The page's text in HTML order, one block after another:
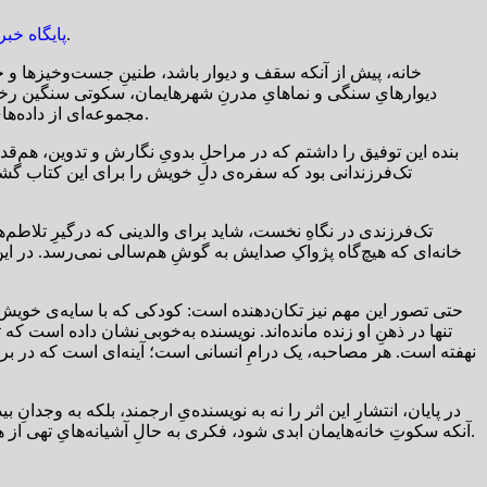
پایگاه/ سهراب براهام، یادداشتی بر کتاب “زخم پنهان تنهایی” اثر تازه منتشر شده سجاد اسحاقی نوشته است که در ادامه می خوانید.
خانه، پیش از آنکه سقف و دیوار باشد، طنینِ جست‌وخیزها و
دیوارهایِ سنگی و نماهایِ مدرنِ شهرهایمان، سکوتی سنگین
مجموعه‌ای از داده‌هایِ آماری نیست؛ این کتاب، فریادِ فروخورده‌ی نسلی است که در خلوتِ پرهیاهویِ خویش، معنایِ تنهایی را پیش از الفبایِ زندگی آموخته است.
بنده این توفیق را داشتم که در مراحلِ بدویِ نگارش و تدوین،
تک‌فرزندانی بود که سفره‌ی دلِ خویش را برای این کتاب
تک‌فرزندی در نگاهِ نخست، شاید برای والدینی که درگیرِ
خانه‌ای که هیچ‌گاه پژواکِ صدایش به گوشِ هم‌سالی نمی‌رسد. در این
حتی تصور این مهم نیز تکان‌دهنده است: کودکی که با سایه‌ی
تنها در ذهنِ او زنده مانده‌اند. نویسنده به‌خوبی نشان داده است
نهفته است. هر مصاحبه، یک درامِ انسانی است؛ آینه‌ای است که در
در پایان، انتشارِ این اثر را نه به نویسنده‌یِ ارجمند، بلکه به
آنکه سکوتِ خانه‌هایمان ابدی شود، فکری به حالِ آشیانه‌هایِ تهی از هیاهو کنیم. دعوت می‌کنم با ورق زدنِ این کتاب، به تماشایِ جهان از چشم‌اندازِ کسانی بنشینید که تنهایی را نه به انتخاب، که به جبر، زیسته‌اند.